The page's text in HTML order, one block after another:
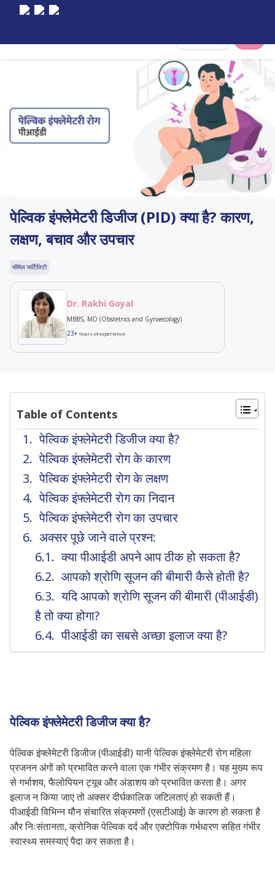
पेल्विक इंफ्लेमेटरी डिजीज (PID) क्या है? कारण,
लक्षण, बचाव और उपचार
फीमेल फर्टिलिटी
Dr. Rakhi Goyal
MBBS, MD (Obstetrics and Gynaecology)
23+Years of experience
Table of Contents
पेल्विक इंफ्लेमेटरी डिजीज क्या है?
पेल्विक इंफ्लेमेटरी रोग के कारण
पेल्विक इंफ्लेमेटरी रोग के लक्षण
पेल्विक इंफ्लेमेटरी रोग का निदान
पेल्विक इंफ्लेमेटरी रोग का उपचार
अक्सर पूछे जाने वाले प्रश्न:
क्या पीआईडी ​​अपने आप ठीक हो सकता है?
आपको श्रोणि सूजन की बीमारी कैसे होती है?
यदि आपको श्रोणि सूजन की बीमारी (पीआईडी)
है तो क्या होगा?
पीआईडी ​​का सबसे अच्छा इलाज क्या है?
पेल्विक इंफ्लेमेटरी डिजीज क्या है?
पेल्विक इंफ्लेमेटरी डिजीज (पीआईडी) यानी पेल्विक इंफ्लेमेटरी रोग महिला
प्रजनन अंगों को प्रभावित करने वाला एक गंभीर संक्रमण है। यह मुख्य रूप
से गर्भाशय, फैलोपियन ट्यूब और अंडाशय को प्रभावित करता है। अगर
इलाज न किया जाए तो अक्सर दीर्घकालिक जटिलताएं हो सकती हैं।
पीआईडी ​​विभिन्न यौन संचारित संक्रमणों (एसटीआई) के कारण हो सकता है
और निःसंतानता, क्रोनिक पेल्विक दर्द और एक्टोपिक गर्भधारण सहित गंभीर
स्वास्थ्य समस्याएं पैदा कर सकता है।